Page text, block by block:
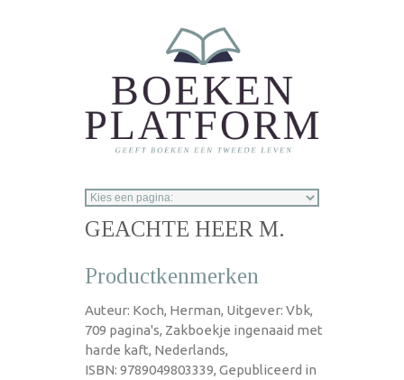
GEACHTE HEER M.
Productkenmerken
Auteur: Koch, Herman, Uitgever: Vbk,
709 pagina's, Zakboekje ingenaaid met
harde kaft, Nederlands,
ISBN: 9789049803339, Gepubliceerd in